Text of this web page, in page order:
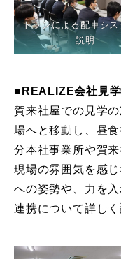
トランによる配車シ
説明
■REALIZE会社見学
賀来社屋での見学
場へと移動し、昼
分本社事業所や賀
現場の雰囲気を感
への姿勢や、力を
連携について詳し